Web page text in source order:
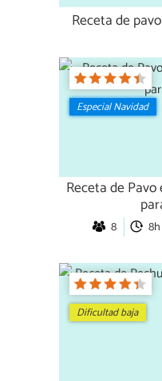
Receta de
Especial Navidad
Receta de
8 8h
Dificultad baja